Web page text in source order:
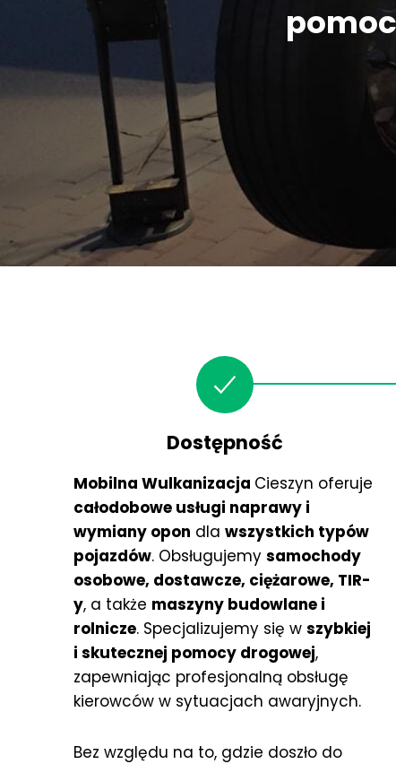
Mobilna Wulkanizacja Cieszyn oferuje
całodobowe usługi naprawy i
wymiany opon dla wszystkich typów
pojazdów. Obsługujemy samochody
osobowe, dostawcze, ciężarowe, TIR-
y, a także maszyny budowlane i
rolnicze. Specjalizujemy się w szybkiej
i skutecznej pomocy drogowej,
zapewniając profesjonalną obsługę
kierowców w sytuacjach awaryjnych.
Bez względu na to, gdzie doszło do
Dostępność